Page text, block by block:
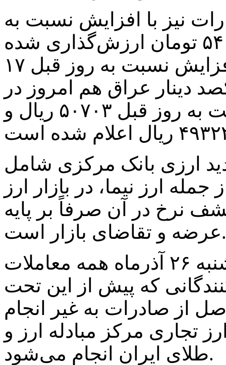
نیز با افزایش نسبت به
روز کاری گذشته، ۱۸ هزار و ۵۴ تومان ارزش‌گذاری شده
است و نرخ حواله درهم نیز با افزایش نسبت به روز قبل ۱۷
یکصد دینار عراق هم امروز در
مرکز مبادله با افزایش نسبت به روز قبل ۵۰۷۰۳ ریال و
ارزی بانک مرکزی شامل
ارز نیما، در بازار ارز
نرخ در آن صرفاً بر پایه
عرضه و تقاضای بازار است.
بر همین اساس نیز از روز دوشنبه ۲۶ آذرماه همه معاملات
که پیش از این تحت
از صادرات به غیر انجام
تجاری مرکز مبادله ارز و
طلای ایران انجام می‌شود.